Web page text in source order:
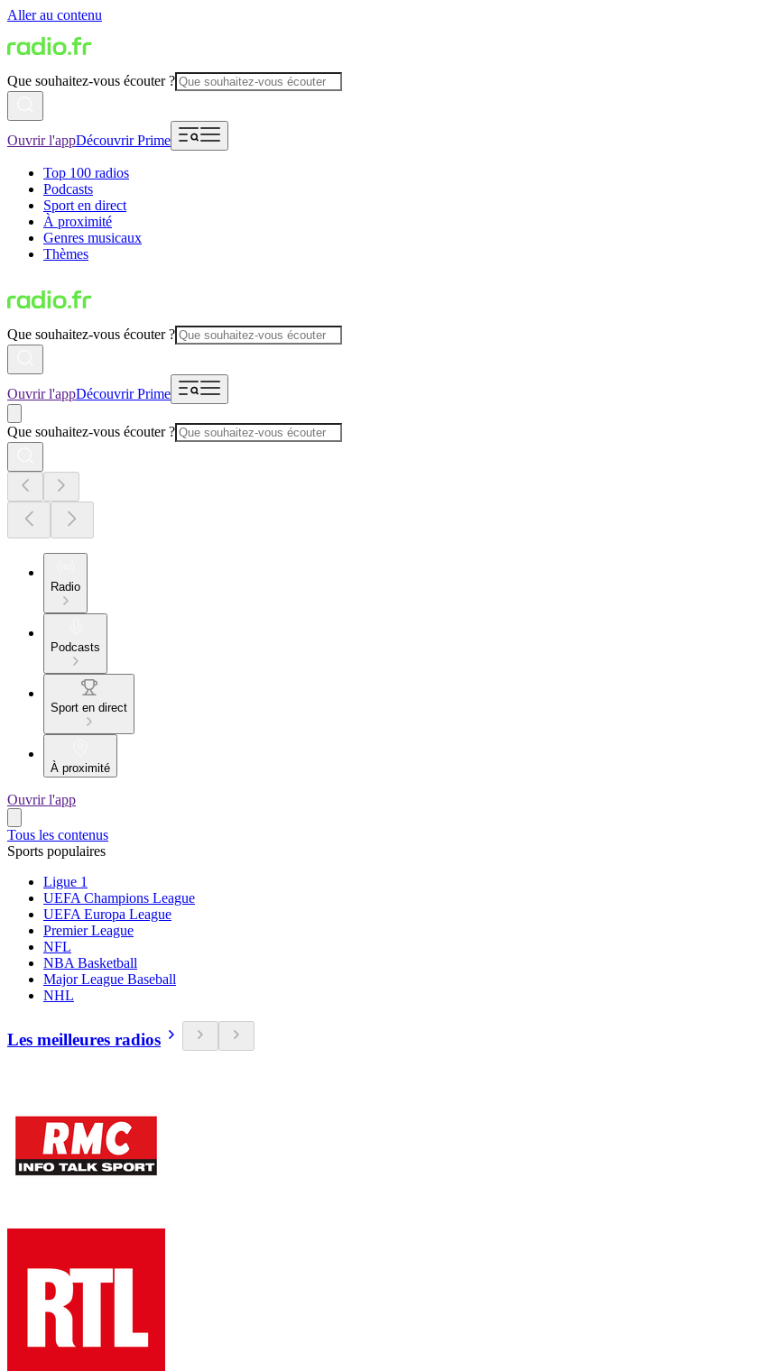
Aller au contenu
Que souhaitez-vous écouter ?
Ouvrir l'appDécouvrir Prime
Top 100 radios
Podcasts
Sport en direct
À proximité
Genres musicaux
Thèmes
Que souhaitez-vous écouter ?
Ouvrir l'appDécouvrir Prime
Que souhaitez-vous écouter ?
Radio
Podcasts
Sport en direct
À proximité
Ouvrir l'app
Tous les contenus
Sports populaires
Ligue 1
UEFA Champions League
UEFA Europa League
Premier League
NFL
NBA Basketball
Major League Baseball
NHL
Les meilleures radios